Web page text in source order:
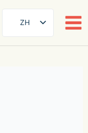
ZH
SE